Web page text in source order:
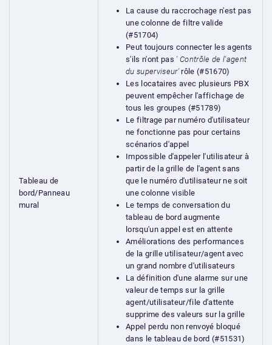
Tableau de
bord/Panneau
mural
La cause du raccrochage n'est pas
une colonne de filtre valide
(#51704)
Peut toujours connecter les agents
s'ils n'ont pas ' Contrôle de l'agent
du superviseur'rôle (#51670)
Les locataires avec plusieurs PBX
peuvent empêcher l'affichage de
tous les groupes (#51789)
Le filtrage par numéro d'utilisateur
ne fonctionne pas pour certains
scénarios d'appel
Impossible d'appeler l'utilisateur à
partir de la grille de l'agent sans
que le numéro d'utilisateur ne soit
une colonne visible
Le temps de conversation du
tableau de bord augmente
lorsqu'un appel est en attente
Améliorations des performances
de la grille utilisateur/agent avec
un grand nombre d'utilisateurs
La définition d'une alarme sur une
valeur de temps sur la grille
agent/utilisateur/file d'attente
supprime des valeurs sur la grille
Appel perdu non renvoyé bloqué
dans le tableau de bord (#51531)